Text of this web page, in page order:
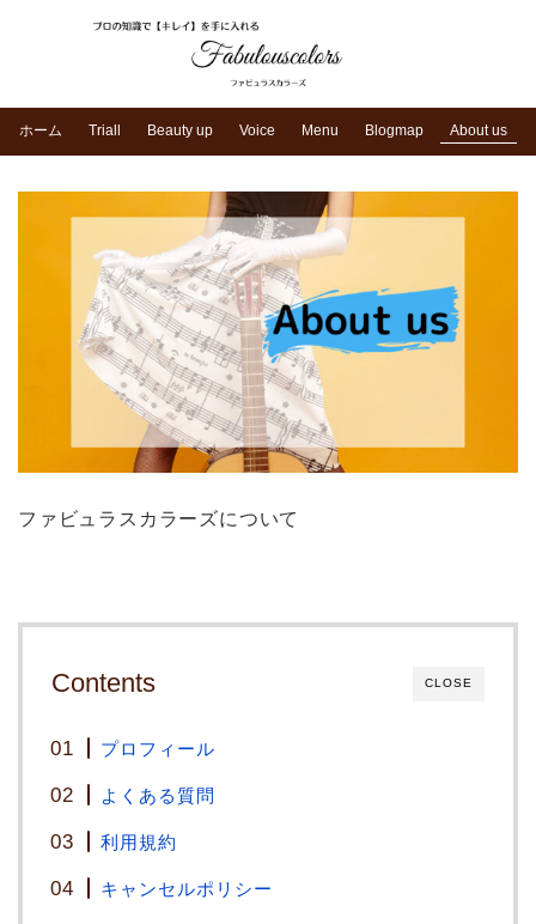
ホーム Triall Beauty up Voice Menu Blogmap About us
ファビュラスカラーズについて
CLOSE
Contents
プロフィール
よくある質問
利用規約
キャンセルポリシー